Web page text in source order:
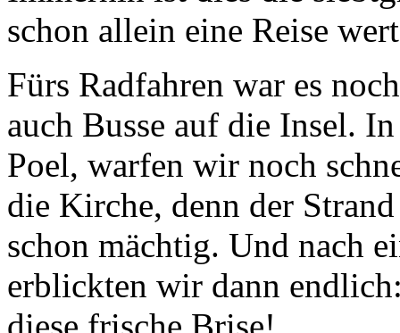
schon allein eine Reise
Fürs Radfahren war es
auch Busse auf die Insel.
Poel, warfen wir noch
die Kirche, denn der
schon mächtig. Und nach
erblickten wir dann